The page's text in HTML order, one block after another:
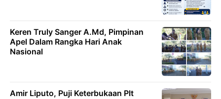
Keren Truly Sanger A.Md, Pimpinan
Apel Dalam Rangka Hari Anak
Nasional
Amir Liputo, Puji Keterbukaan Plt